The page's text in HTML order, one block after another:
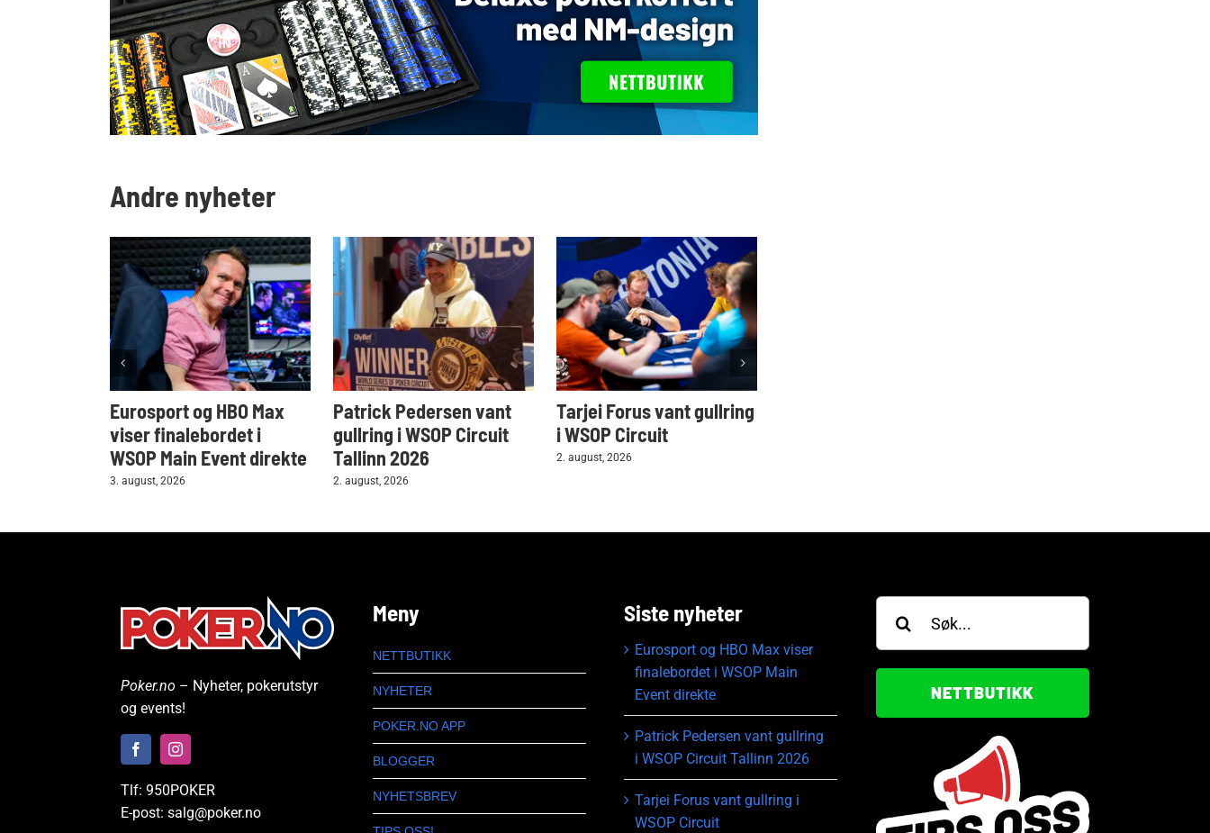
Andre nyheter
Eurosport og HBO Max
viser finalebordet i
WSOP Main Event direkte
3. august, 2026
Patrick Pedersen vant
gullring i WSOP Circuit
Tallinn 2026
2. august, 2026
Tarjei Forus vant gullring
i WSOP Circuit
2. august, 2026
Poker.no – Nyheter, pokerutstyr
og events!
Tlf: 950POKER
E-post: salg@poker.no
Meny
NETTBUTIKK
NYHETER
POKER.NO APP
BLOGGER
NYHETSBREV
Siste nyheter
Eurosport og HBO Max viser
finalebordet i WSOP Main
Event direkte
Patrick Pedersen vant gullring
i WSOP Circuit Tallinn 2026
Tarjei Forus vant gullring i
WSOP Circuit
Søk
etter:
NETTBUTIKK